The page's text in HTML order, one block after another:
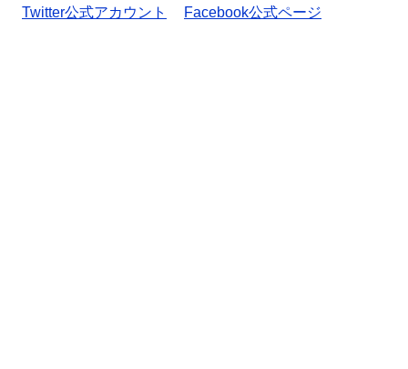
Twitter公式アカウント
Facebook公式ページ